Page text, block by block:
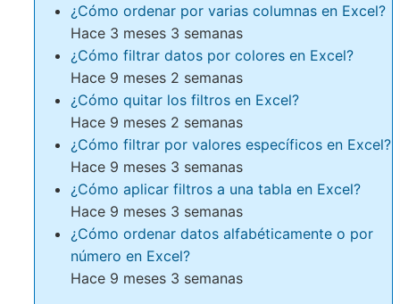
¿Cómo ordenar por varias columnas en Excel?
Hace 3 meses 3 semanas
¿Cómo filtrar datos por colores en Excel?
Hace 9 meses 2 semanas
¿Cómo quitar los filtros en Excel?
Hace 9 meses 2 semanas
¿Cómo filtrar por valores específicos en Excel?
Hace 9 meses 3 semanas
¿Cómo aplicar filtros a una tabla en Excel?
Hace 9 meses 3 semanas
¿Cómo ordenar datos alfabéticamente o por
número en Excel?
Hace 9 meses 3 semanas